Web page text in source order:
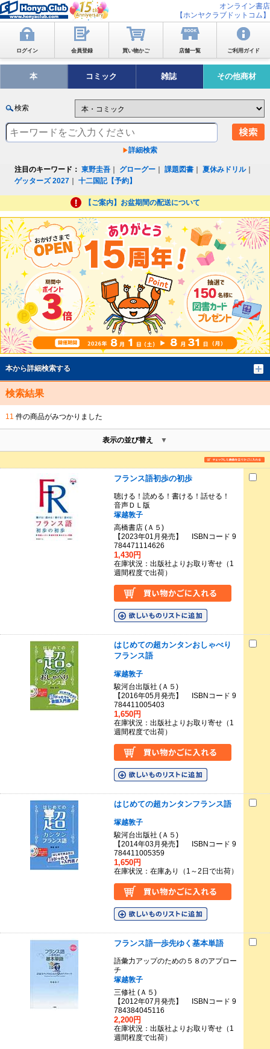
オンライン書店
【ホンヤクラブドットコム】
ログイン 会員登録 買い物かご 店舗一覧 ご利用ガイド
本 コミック 雑誌 その他商材
検索
詳細検索
注目のキーワード： 東野圭吾 グローグー ｜課題図書 ｜夏休みドリル｜
ゲッターズ 2027 ｜十二国記【予約】
【ご案内】お盆期間の配送について
本から詳細検索する
検索結果
11 件の商品がみつかりました
表示の並び替え
フランス語初歩の初歩
聴ける！読める！書ける！話せる！
音声ＤＬ版
塚越敦子
高橋書店 (Ａ５)
【2023年01月発売】 ISBNコード 9
784471114626
1,430円
在庫状況：出版社よりお取り寄せ（1
週間程度で出荷）
はじめての超カンタンおしゃべり
フランス語
塚越敦子
駿河台出版社 (Ａ５)
【2016年05月発売】 ISBNコード 9
784411005403
1,650円
在庫状況：出版社よりお取り寄せ（1
週間程度で出荷）
はじめての超カンタンフランス語
塚越敦子
駿河台出版社 (Ａ５)
【2014年03月発売】 ISBNコード 9
784411005359
1,650円
在庫状況：在庫あり（1～2日で出荷）
フランス語一歩先ゆく基本単語
語彙力アップのための５８のアプロー
チ
塚越敦子
三修社 (Ａ５)
【2012年07月発売】 ISBNコード 9
784384045116
2,200円
在庫状況：出版社よりお取り寄せ（1
週間程度で出荷）